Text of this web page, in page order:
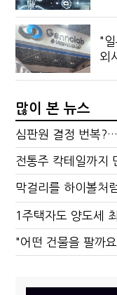
"
외
많이 본 뉴스
전통주 칵테일까지